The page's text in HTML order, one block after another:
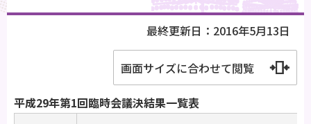
すか
最終更新日：2016年5月13日
画面サイズに合わせて閲覧
平成29年第1回臨時会議決結果一覧表